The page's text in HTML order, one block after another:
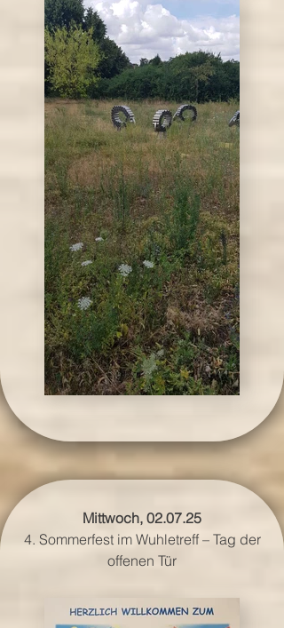
Mittwoch, 02.07.25
4. Sommerfest im Wuhletreff – Tag der
offenen Tür